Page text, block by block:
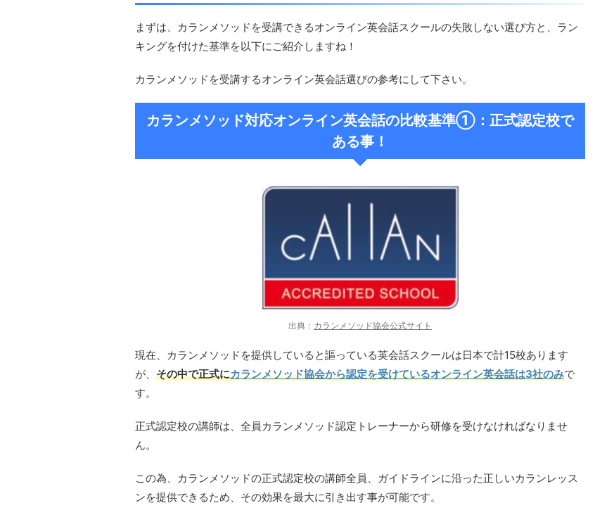
まずは、カランメソッドを受講できるオンライン英会話スクールの失敗しない選び方と、ラン
キングを付けた基準を以下にご紹介しますね！
カランメソッドを受講するオンライン英会話選びの参考にして下さい。
カランメソッド対応オンライン英会話の比較基準①：正式認定校で
ある事！
出典： カランメソッド協会公式サイト
現在、カランメソッドを提供していると謳っている英会話スクールは日本で計15校あります
が、 その中で正式にカランメソッド協会から認定を受けているオンライン英会話は3社のみで
す。
正式認定校の講師は、全員カランメソッド認定トレーナーから研修を受けなければなりませ
ん。
この為、カランメソッドの正式認定校の講師全員、ガイドラインに沿った正しいカランレッス
ンを提供できるため、その効果を最大に引き出す事が可能です。